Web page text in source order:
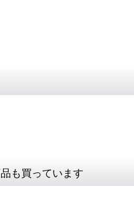
も買っています